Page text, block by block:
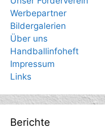
Werbepartner
Bildergalerien
Über uns
Handballinfoheft
Impressum
Links
Berichte